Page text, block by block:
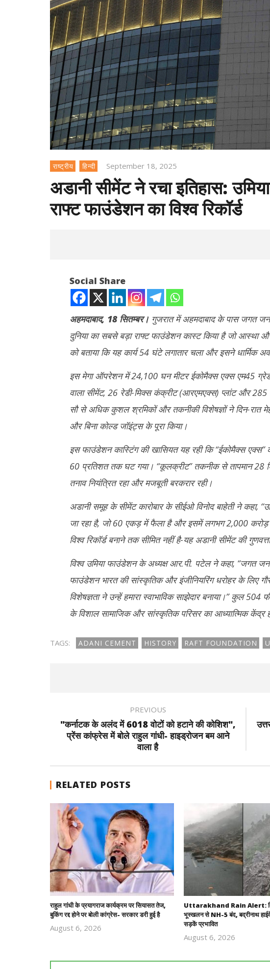
राष्ट्रीय हिन्दी September 18, 2025
अडानी सीमेंट ने रचा इतिहास:
राफ्ट फाउंडेशन का विश्व रिकॉर्ड
NOW VIEWING
सबसे बड़े राफ्ट फाउंडेशन का विश्व रिकॉर्ड
September
18, 2025
तेज, बुकिंग रद्द होने पर बोली
हुई है
September
18, 2025
Social Share
अहमदाबाद, 18 सितम्बर।गुजरात में अहमदाबाद के पास जगत
दुनिया का सबसे बड़ा राफ्ट फाउंडेशन कास्ट किया है जो आस्था
को बताया कि यह कार्य 54 घंटे लगातार चला और इसने धार्मिक
इस मेगा ऑपरेशन में 24,100 घन मीटर ईकोमैक्स एक्स एम45
वाला सीमेंट, 26 रेडी-मिक्स कंक्रीट (आरएमएक्स) प्लांट और
सौ से अधिक कुशल श्रमिकों और तकनीकी विशेषज्ञों ने दिन-रात
और बिना कोल्ड जॉइंट्स के पूरा किया।
इस फाउंडेशन कास्टिंग की खासियत यह रही कि “ईकोमैक्स
60 प्रतिशत तक घट गया। “कूलक्रीट” तकनीक से तापमान 28
तनाव नियंत्रित रहा और मजबूती बरकरार रही।
अडानी समूह के सीमेंट कारोबार के सीईओ विनोद बाहेती ने कहा,
जा रहा है, जो 60 एकड़ में फैला है और इसमें लगभग 2,000 करोड़
विश्व रिकॉर्ड बनाने तक सीमित नहीं है-यह अडानी सीमेंट की
विश्व उमिया फाउंडेशन के अध्यक्ष आर.पी. पटेल ने कहा, “जगत जननी
फाउंडेशन भारत की सांस्कृतिक और इंजीनियरिंग धरोहर के लिए
विशेषज्ञता ने उन्हें हमारा स्वाभाविक साझेदार बनाया।” कुल
के विशाल सामाजिक और सांस्कृतिक परिसर का आध्यात्मिक केंद्र
TAGS: ADANI CEMENT HISTORY RAFT FOUNDATION
PREVIOUS
"कर्नाटक के अलंद में 6018 वोटों को हटाने की कोशिश",
प्रेंस कांफ्रेस में बोले राहुल गांधी- हाइड्रोजन बम आने
वाला है
RELATED POSTS
राहुल गांधी के प्रयागराज कार्यक्रम पर सियासत तेज,
बुकिंग रद्द होने पर बोली कांग्रेस- सरकार डरी हुई है
August 6, 2026
Uttarakhand Rain Alert:
भूस्खलन से NH-5 बंद, बद्रीनाथ
सड़कें प्रभावित
August 6, 2026